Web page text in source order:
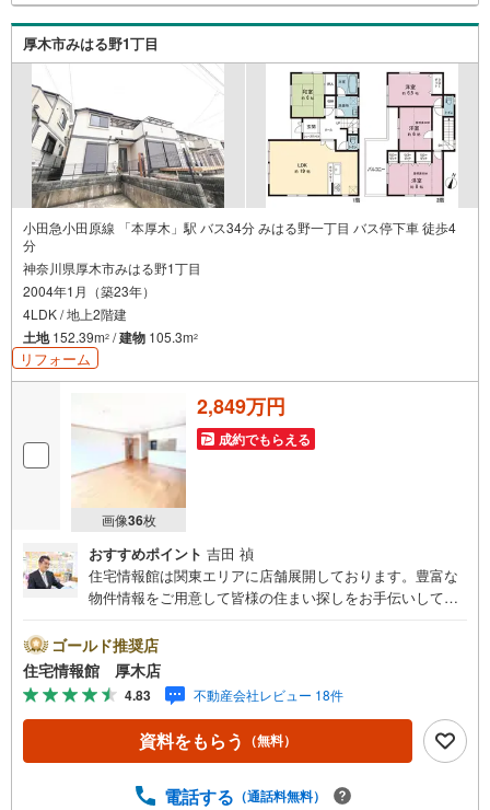
実に努めさせて頂きます。住宅情報館にお越し頂けたら、
物件のご紹介だけではなく、お住まいの疑問、不安、お家
の事ならなんでもご相談いただけます。お客様の要望をお
伺いしながら誠心誠意、全力でサポートさせて頂きます。
お客様一人一人に合わせたライフプランのご提案をさせて
いただきます。お気軽にご相談ください。
厚木市みはる野1丁目
小田急小田原線 「本厚木」駅 バス34分 みはる野一丁目 バス停下車 徒歩4
分
神奈川県厚木市みはる野1丁目
2004年1月（築23年）
4LDK / 地上2階建
土地152.39m2 /建物 105.3m2
リフォーム
画像36枚
2,849万円
成約でもらえる
おすすめポイント 吉田 禎
住宅情報館は関東エリアに店舗展開しております。豊富な
物件情報をご用意して皆様の住まい探しをお手伝いしてお
さい。【営業時間 10:00～19:00 火曜・水曜（祝日の場
合は営業いたします）】「資料請求」「内覧」のお問い合
わせは上記時間内ですとスムーズにご対応が可能です。ス
タッフ一同お客様のお問合せをお待ちしております。【住
宅ローン相談会】開催中無理のない住宅ローンの試算やご
購入の際にかかる諸費用の概算も行っております。しっか
気軽にご相談ください。お客様第一主義をモット-にお引越
ゴールド推奨店
住宅情報館 厚木店
4.83 不動産会社レビュー 18件
資料をもらう （無料）
電話する （通話料無料）